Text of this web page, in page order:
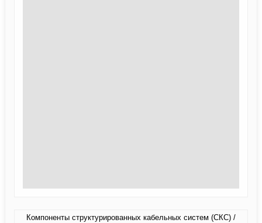
Компоненты структурированных кабельных систем (СКС) /